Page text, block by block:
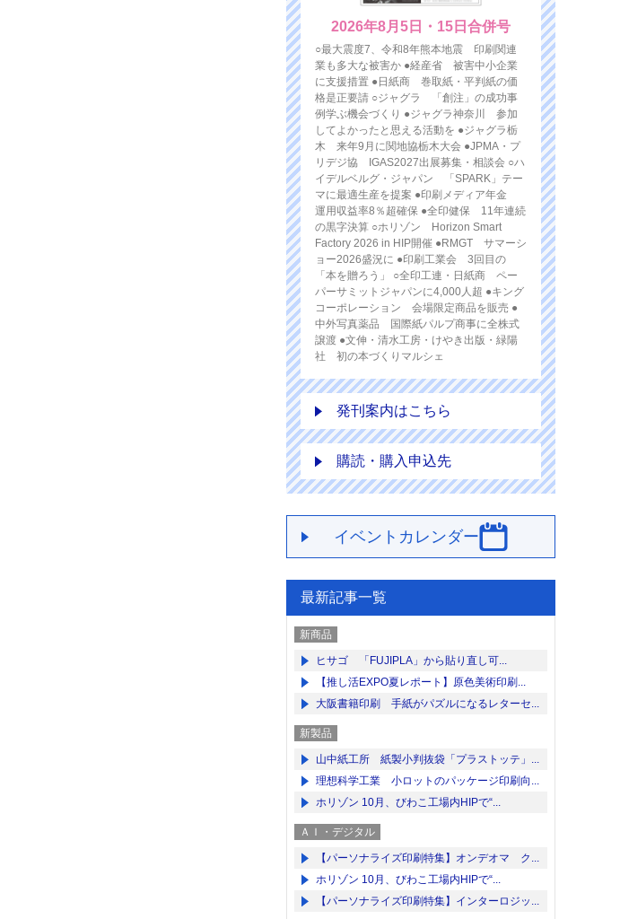
2026年8月5日・15日合併号
○最大震度7、令和8年熊本地震 印刷関連
業も多大な被害か ●経産省 被害中小企業
に支援措置 ●日紙商 巻取紙・平判紙の価
格是正要請 ○ジャグラ 「創注」の成功事
例学ぶ機会づくり ●ジャグラ神奈川 参加
してよかったと思える活動を ●ジャグラ栃
木 来年9月に関地協栃木大会 ●JPMA・プ
リデジ協 IGAS2027出展募集・相談会 ○ハ
イデルベルグ・ジャパン 「SPARK」テー
マに最適生産を提案 ●印刷メディア年金
運用収益率8％超確保 ●全印健保 11年連続
の黒字決算 ○ホリゾン Horizon Smart
Factory 2026 in HIP開催 ●RMGT サマーシ
ョー2026盛況に ●印刷工業会 3回目の
「本を贈ろう」 ○全印工連・日紙商 ペー
パーサミットジャパンに4,000人超 ●キング
コーポレーション 会場限定商品を販売 ●
中外写真薬品 国際紙パルプ商事に全株式
譲渡 ●文伸・清水工房・けやき出版・緑陽
社 初の本づくりマルシェ
発刊案内はこちら
購読・購入申込先
イベントカレンダー
最新記事一覧
新商品
ヒサゴ 「FUJIPLA」から貼り直し可...
【推し活EXPO夏レポート】原色美術印刷...
大阪書籍印刷 手紙がパズルになるレターセ...
新製品
山中紙工所 紙製小判抜袋「プラストッテ」...
理想科学工業 小ロットのパッケージ印刷向...
ホリゾン 10月、びわこ工場内HIPで“...
ＡＩ・デジタル
【パーソナライズ印刷特集】オンデオマ ク...
ホリゾン 10月、びわこ工場内HIPで“...
【パーソナライズ印刷特集】インターロジッ...